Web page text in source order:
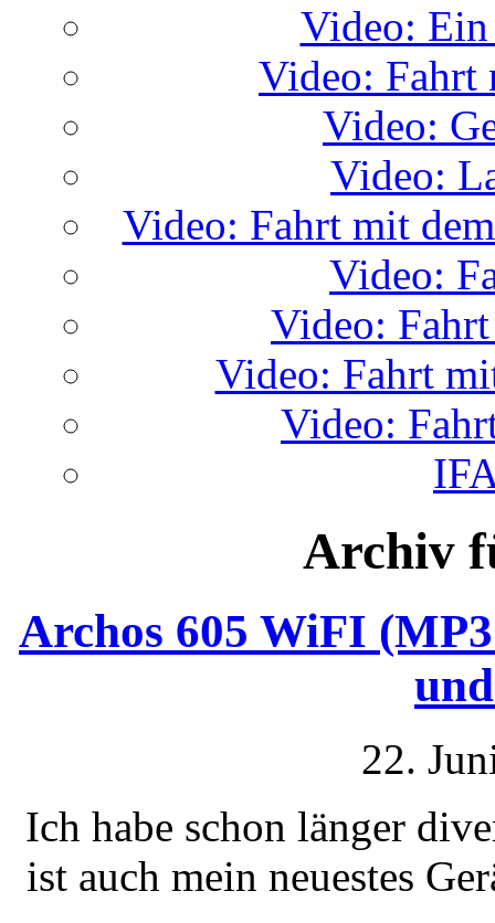
Video: Ein
Video: Fahrt
Video:
Video:
Video: Fahrt mit
Video:
Video:
Video: Fahrt
Video:
Archiv
Archos 605 WiFI
22.
Ich habe schon länger
ist auch mein neuestes